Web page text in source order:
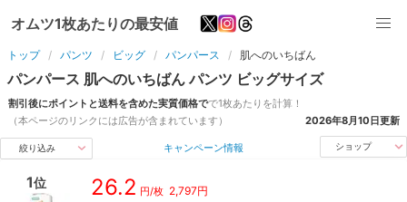
オムツ1枚あたりの最安値
トップ パンツ ビッグ パンパース 肌へのいちばん
パンパース 肌へのいちばんパンツ ビッグサイズ
割引後にポイントと送料を含めた実質価格でで1枚あたりを計算！
（本ページのリンクには広告が含まれています）
2026年8月10日更新
絞り込み キャンペーン情報 ショップ
1位 26.2 円/枚 2,797円